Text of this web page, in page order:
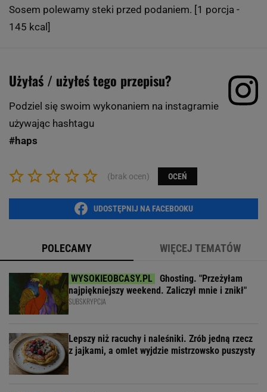
Sosem polewamy steki przed podaniem. [1 porcja -
145 kcal]
Użyłaś / użyłeś tego przepisu?
Podziel się swoim wykonaniem na instagramie
używając hashtagu
#haps
(brak ocen) OCEŃ
UDOSTĘPNIJ NA FACEBOOKU
POLECAMY WIĘCEJ TEMATÓW
Ghosting. "Przeżyłam
najpiękniejszy weekend. Zaliczył mnie i znikł"
SUBSKRYPCJA
Lepszy niż racuchy i naleśniki. Zrób jedną rzecz
z jajkami, a omlet wyjdzie mistrzowsko puszysty